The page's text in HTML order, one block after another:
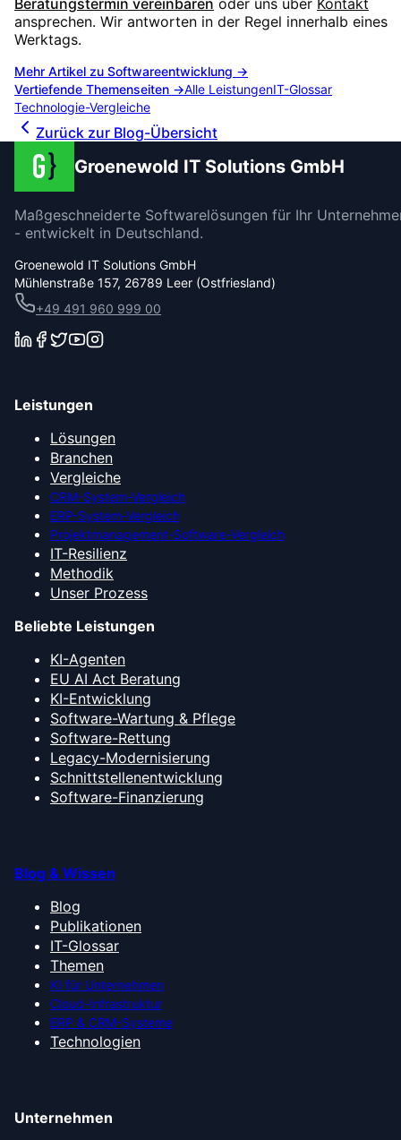
ansprechen. Wir antworten in der Regel innerhalb eines
Werktags.
Mehr Artikel zu Softwareentwicklung →
Vertiefende Themenseiten →Alle LeistungenIT-Glossar
Technologie-Vergleiche
Zurück zur Blog-Übersicht
Groenewold IT Solutions GmbH
Maßgeschneiderte Softwarelösungen für Ihr
- entwickelt in Deutschland.
Groenewold IT Solutions GmbH
Mühlenstraße 157, 26789 Leer (Ostfriesland)
+49 491 960 999 00
Leistungen
Lösungen
Branchen
Vergleiche
CRM-System-Vergleich
ERP-System-Vergleich
Projektmanagement-Software-Vergleich
IT-Resilienz
Methodik
Unser Prozess
Beliebte Leistungen
KI-Agenten
EU AI Act Beratung
KI-Entwicklung
Software-Wartung & Pflege
Software-Rettung
Legacy-Modernisierung
Schnittstellenentwicklung
Software-Finanzierung
Blog & Wissen
Blog
Publikationen
IT-Glossar
Themen
KI für Unternehmen
Cloud-Infrastruktur
ERP & CRM-Systeme
Technologien
Unternehmen